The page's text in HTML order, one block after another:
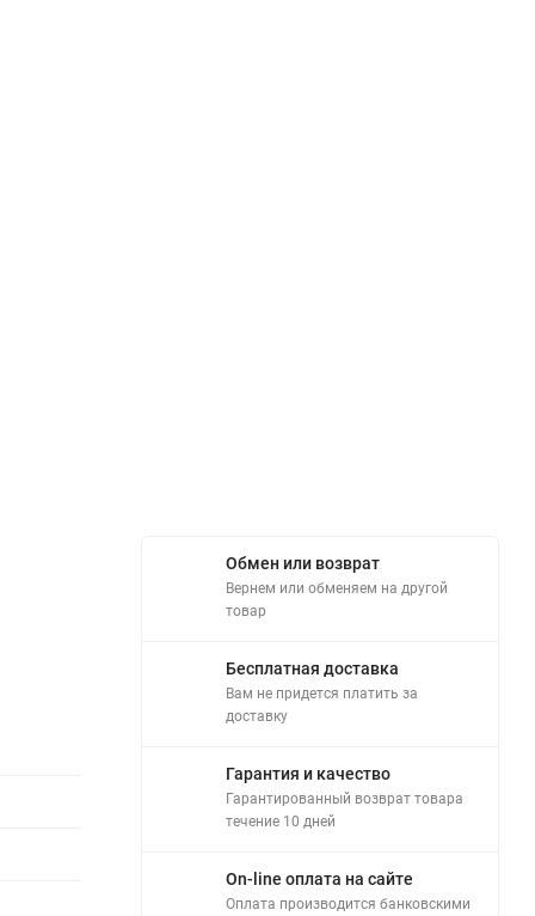
Обмен или возврат
Вернем или обменяем на другой
товар
Бесплатная доставка
Вам не придется платить за
доставку
Гарантия и качество
Гарантированный возврат товара
течение 10 дней
On-line оплата на сайте
Оплата производится банковскими